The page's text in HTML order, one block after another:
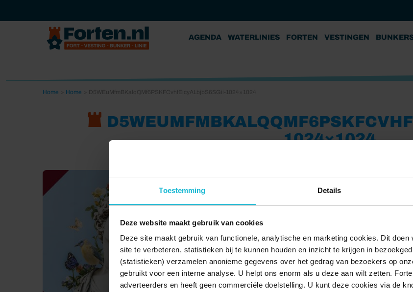
Toestemming Details
Deze website maakt gebruik van cookies
Deze site maakt gebruik van functionele, analytische en marketing cookies. Dit
site te verbeteren, statistieken bij te kunnen houden en inzicht te krijgen in
(statistieken) verzamelen anonieme gegevens over het gedrag van bezoekers op
gebruikt voor een interne analyse. U helpt ons enorm als u deze aan wilt zetten.
adverteerders en heeft geen commerciële doelstelling. U kunt deze cookies via de
AGENDA WATERLINIES FORTEN VESTINGEN
Home Home
1024×1024